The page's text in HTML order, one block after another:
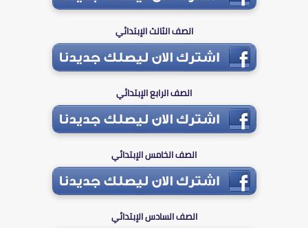
الصف الثالث الإبتدائي
الصف الرابع الإبتدائي
الصف الخامس الإبتدائي
الصف السادس الإبتدائي